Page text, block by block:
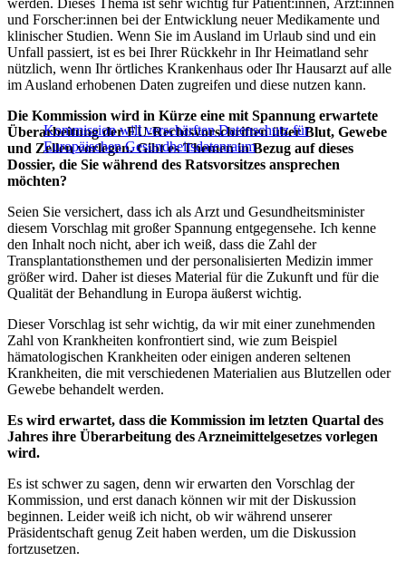
werden. Dieses Thema ist sehr wichtig für Patient:innen, Ärzt:innen
und Forscher:innen bei der Entwicklung neuer Medikamente und
klinischer Studien. Wenn Sie im Ausland im Urlaub sind und ein
Unfall passiert, ist es bei Ihrer Rückkehr in Ihr Heimatland sehr
nützlich, wenn Ihr örtliches Krankenhaus oder Ihr Hausarzt auf alle
im Ausland erhobenen Daten zugreifen und diese nutzen kann.
Kommission will verschärften Datenschutz für
Europäischen Gesundheitsdatenraum
Die Kommission wird in Kürze eine mit Spannung erwartete
Überarbeitung der EU-Rechtsvorschriften über Blut, Gewebe
und Zellen vorlegen. Gibt es Themen in Bezug auf dieses
Dossier, die Sie während des Ratsvorsitzes ansprechen
möchten?
Seien Sie versichert, dass ich als Arzt und Gesundheitsminister
diesem Vorschlag mit großer Spannung entgegensehe. Ich kenne
den Inhalt noch nicht, aber ich weiß, dass die Zahl der
Transplantationsthemen und der personalisierten Medizin immer
größer wird. Daher ist dieses Material für die Zukunft und für die
Qualität der Behandlung in Europa äußerst wichtig.
Dieser Vorschlag ist sehr wichtig, da wir mit einer zunehmenden
Zahl von Krankheiten konfrontiert sind, wie zum Beispiel
hämatologischen Krankheiten oder einigen anderen seltenen
Krankheiten, die mit verschiedenen Materialien aus Blutzellen oder
Gewebe behandelt werden.
Es wird erwartet, dass die Kommission im letzten Quartal des
Jahres ihre Überarbeitung des Arzneimittelgesetzes vorlegen
wird.
Es ist schwer zu sagen, denn wir erwarten den Vorschlag der
Kommission, und erst danach können wir mit der Diskussion
beginnen. Leider weiß ich nicht, ob wir während unserer
Präsidentschaft genug Zeit haben werden, um die Diskussion
fortzusetzen.